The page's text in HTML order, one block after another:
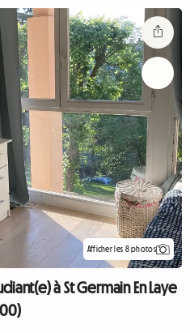
Afficher les 8 photos
à St Germain En Laye